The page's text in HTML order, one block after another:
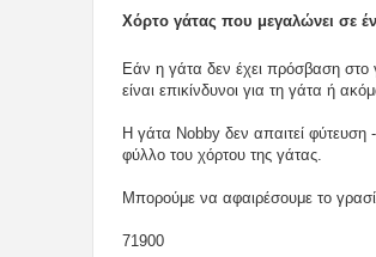
Xόρτο γάτας που μεγαλώνει σε
Εάν η γάτα δεν έχει πρόσβαση στο
είναι επικίνδυνοι για τη γάτα ή
Η γάτα Nobby δεν απαιτεί φύτευση
φύλλο του χόρτου της γάτας.
Μπορούμε να αφαιρέσουμε το
71900